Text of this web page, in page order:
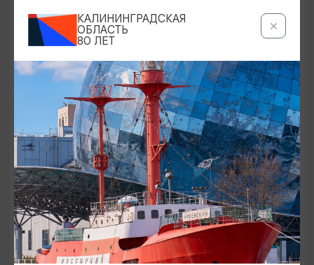
ЭКСКУРСИИ УЧРЕЖДЕНИЙ КУЛЬТУРЫ
Аудиоспектакль «Истории Куршской
косы»
01.02.2026 - 31.12.2026, 13:00
Куршская коса
ОТ 2500₽
КАЛИНИНГРАДСКАЯ
ОБЛАСТЬ
80 ЛЕТ